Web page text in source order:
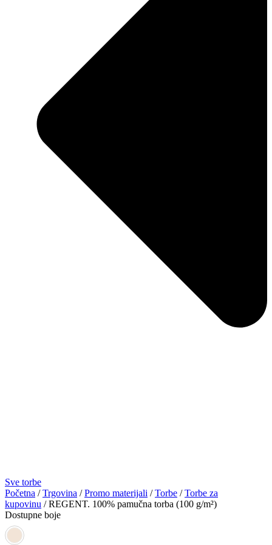
Sve torbe
Početna /Trgovina /Promo materijali /Torbe /Torbe za
kupovinu / REGENT. 100% pamučna torba (100 g/m²)
Dostupne boje